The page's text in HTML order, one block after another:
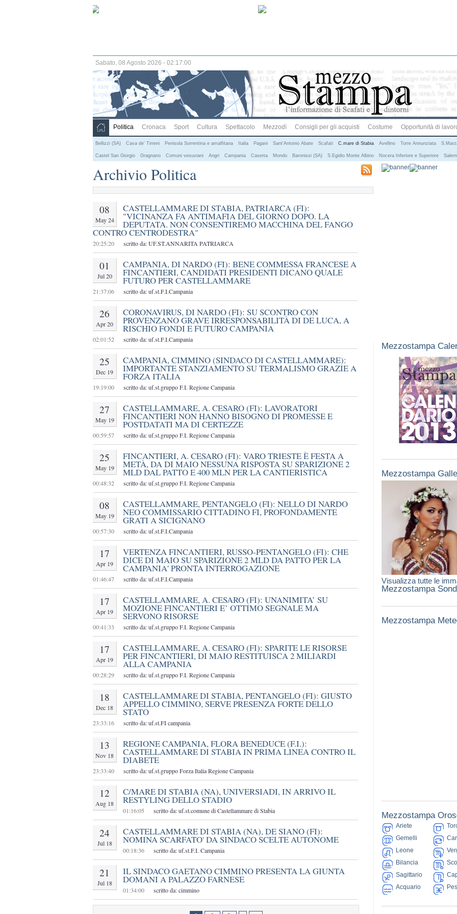
Sabato, 08 Agosto 2026 - 02:17:00
Politica Cronaca Sport Cultura Spettacolo Mezzodì Consigli per gli acquisti Costume Opportunità di
Bellizzi (SA) Cava de' Tirreni Penisola Sorrentina e amalfitana Italia Pagani Sant'Antonio Abate Scafati C.mare di Stabia Avellino Torre Annunziata
Castel San Giorgio Gragnano Comuni vesuviani Angri Campania Caserta Mondo Baronissi (SA) S.Egidio Monte Albino Nocera Inferiore e Superiore
Mezzostampa
Mezzostampa
Visualizza tutte le
Mezzostampa
Mezzostampa
Mezzostampa
Ariete
Gemelli
Leone
Bilancia
Sagittario
Acquario
Archivio Politica
08
May 24
CASTELLAMMARE DI STABIA, PATRIARCA (FI):
"VICINANZA FA ANTIMAFIA DEL GIORNO DOPO. LA
DEPUTATA. NON CONSENTIREMO MACCHINA DEL FANGO
CONTRO CENTRODESTRA"
20:25:20 scritto da: UF.ST.ANNARITA PATRIARCA
01
Jul 20
CAMPANIA, DI NARDO (FI): BENE COMMESSA FRANCESE A
FINCANTIERI, CANDIDATI PRESIDENTI DICANO QUALE
FUTURO PER CASTELLAMMARE
21:37:06 scritto da: uf.st.F.I.Campania
26
Apr 20
CORONAVIRUS, DI NARDO (FI): SU SCONTRO CON
PROVENZANO GRAVE IRRESPONSABILITÀ DI DE LUCA, A
RISCHIO FONDI E FUTURO CAMPANIA
02:01:52 scritto da: uf.st.F.I.Campania
25
Dec 19
CAMPANIA, CIMMINO (SINDACO DI CASTELLAMMARE):
IMPORTANTE STANZIAMENTO SU TERMALISMO GRAZIE A
FORZA ITALIA
19:19:00 scritto da: uf.st.gruppo F.I. Regione Campania
27
May 19
CASTELLAMMARE, A. CESARO (FI): LAVORATORI
FINCANTIERI NON HANNO BISOGNO DI PROMESSE E
POSTDATATI MA DI CERTEZZE
00:59:57 scritto da: uf.st.gruppo F.I. Regione Campania
25
May 19
FINCANTIERI, A. CESARO (FI): VARO TRIESTE È FESTA A
METÀ, DA DI MAIO NESSUNA RISPOSTA SU SPARIZIONE 2
MLD DAL PATTO E 400 MLN PER LA CANTIERISTICA
00:48:32 scritto da: uf.st.gruppo F.I. Regione Campania
08
May 19
CASTELLAMMARE, PENTANGELO (FI): NELLO DI NARDO
NEO COMMISSARIO CITTADINO FI, PROFONDAMENTE
GRATI A SICIGNANO
00:57:30 scritto da: uf.st.F.I.Campania
17
Apr 19
VERTENZA FINCANTIERI, RUSSO-PENTANGELO (FI): CHE
DICE DI MAIO SU SPARIZIONE 2 MLD DA PATTO PER LA
CAMPANIA' PRONTA INTERROGAZIONE
01:46:47 scritto da: uf.st.F.I.Campania
17
Apr 19
CASTELLAMMARE, A. CESARO (FI): UNANIMITA’ SU
MOZIONE FINCANTIERI E’ OTTIMO SEGNALE MA
SERVONO RISORSE
00:41:33 scritto da: uf.st.gruppo F.I. Regione Campania
17
Apr 19
CASTELLAMMARE, A. CESARO (FI): SPARITE LE RISORSE
PER FINCANTIERI, DI MAIO RESTITUISCA 2 MILIARDI
ALLA CAMPANIA
00:28:29 scritto da: uf.st.gruppo F.I. Regione Campania
18
Dec 18
CASTELLAMMARE DI STABIA, PENTANGELO (FI): GIUSTO
APPELLO CIMMINO, SERVE PRESENZA FORTE DELLO
STATO
23:33:16 scritto da: uf.st.FI campania
13
Nov 18
REGIONE CAMPANIA, FLORA BENEDUCE (F.I.):
CASTELLAMMARE DI STABIA IN PRIMA LINEA CONTRO IL
DIABETE
23:33:40 scritto da: uf.st.gruppo Forza Italia Regione Campania
12
Aug 18
C/MARE DI STABIA (NA), UNIVERSIADI, IN ARRIVO IL
RESTYLING DELLO STADIO
01:16:05 scritto da: uf.st.comune di Castellammare di Stabia
24
Jul 18
CASTELLAMMARE DI STABIA (NA), DE SIANO (FI):
NOMINA SCARFATO' DA SINDACO SCELTE AUTONOME
00:18:36 scritto da: uf.st.F.I. Campania
21
Jul 18
IL SINDACO GAETANO CIMMINO PRESENTA LA GIUNTA
DOMANI A PALAZZO FARNESE
01:34:00 scritto da: cimmino